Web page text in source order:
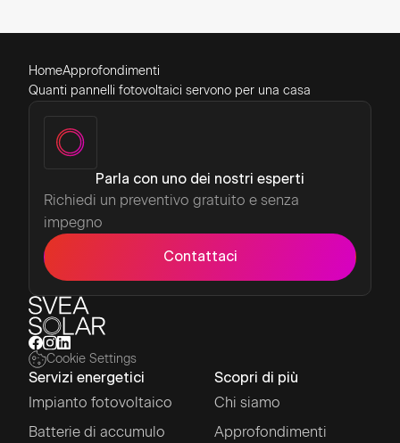
HomeApprofondimenti
Quanti pannelli fotovoltaici servono per una casa
Parla con uno dei nostri esperti
Richiedi un preventivo gratuito e senza
impegno
Contattaci
Cookie Settings
Servizi energetici
Impianto fotovoltaico
Batterie di accumulo
Scopri di più
Chi siamo
Approfondimenti